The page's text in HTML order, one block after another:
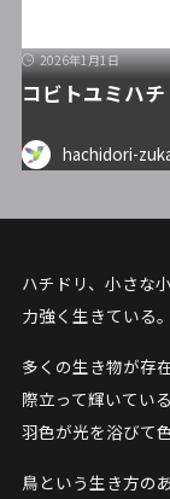
2026年1月1日
コビトユミハチ
hachidori-
ハチドリ、小さな
力強く生きている。
多くの生き物が存
際立って輝いている
羽色が光を浴びて
鳥という生き方の